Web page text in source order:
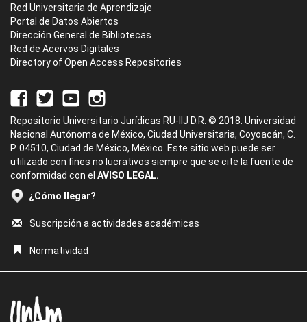
Red Universitaria de Aprendizaje
Portal de Datos Abiertos
Dirección General de Bibliotecas
Red de Acervos Digitales
Directory of Open Access Repositories
Repositorio Universitario Jurídicas RU-IIJ D.R. © 2018. Universidad
Nacional Autónoma de México, Ciudad Universitaria, Coyoacán, C.
P. 04510, Ciudad de México, México. Este sitio web puede ser
utilizado con fines no lucrativos siempre que se cite la fuente de
conformidad con el AVISO LEGAL.
¿Cómo llegar?
Suscripción a actividades académicas
Normatividad